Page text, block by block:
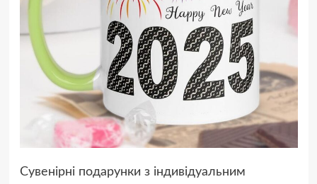
Сувенірні подарунки з індивідуальним